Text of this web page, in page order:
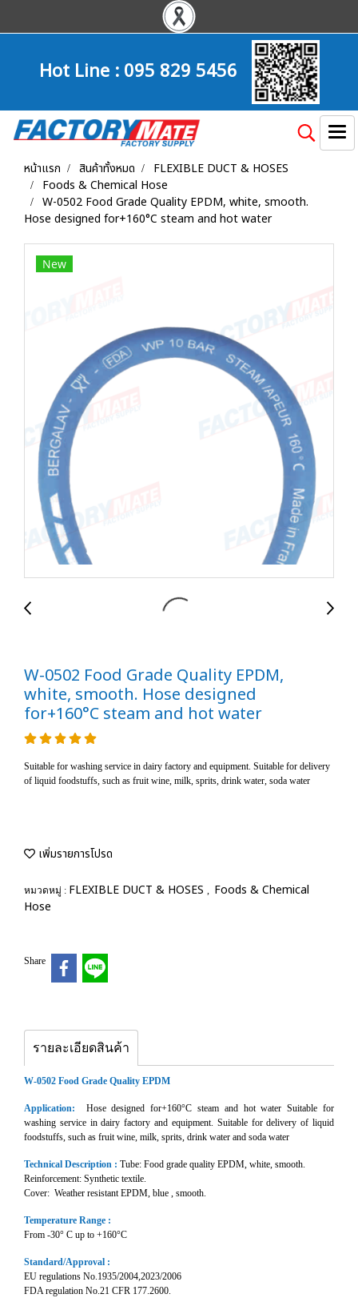
Hot Line :095 829 5456
หน้าแรก สินค้าทั้งหมด
FLEXIBLE DUCT & HOSES
Foods & Chemical Hose
W-0502 Food Grade Quality EPDM, white, smooth.
Hose designed for+160°C steam and hot water
New
W-0502 Food Grade Quality EPDM,
white, smooth. Hose designed
for+160°C steam and hot water
Suitable for washing service in dairy factory and equipment. Suitable for delivery
of liquid foodstuffs, such as fruit wine, milk, sprits, drink water, soda water
เพิ่มรายการโปรด
หมวดหมู่ : FLEXIBLE DUCT & HOSES , Foods & Chemical
Hose
Share
รายละเอียดสินค้า
W-0502 Food Grade Quality EPDM
Application: Hose designed for+160°C steam and hot water Suitable for
washing service in dairy factory and equipment. Suitable for delivery of liquid
foodstuffs, such as fruit wine, milk, sprits, drink water and soda water
Technical Description : Tube: Food grade quality EPDM, white, smooth.
Reinforcement: Synthetic textile.
Cover: Weather resistant EPDM, blue , smooth.
Temperature Range :
From -30° C up to +160°C
Standard/Approval :
EU regulations No.1935/2004,2023/2006
FDA regulation No.21 CFR 177.2600.